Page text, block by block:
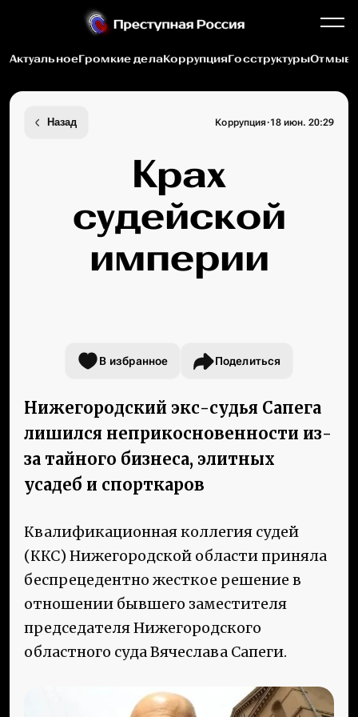
АктуальноеГромкие делаКоррупцияГосструктуры
Назад Коррупция·18 июн. 20:29
Крах
судейской
империи
В избранное Поделиться
Нижегородский экс-судья Сапега
лишился неприкосновенности из-
за тайного бизнеса, элитных
усадеб и спорткаров
Квалификационная коллегия судей
(ККС) Нижегородской области приняла
беспрецедентно жесткое решение в
отношении бывшего заместителя
председателя Нижегородского
областного суда Вячеслава Сапеги.